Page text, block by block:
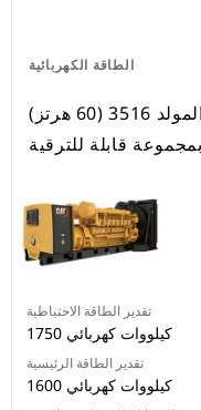
الطاقة الكهربائية
مجموعة المولد 3516 (60 هرتز)
قابلة للترقية
تقدير الطاقة الاحتياطية
1750 كيلووات كهربائي
تقدير الطاقة الرئيسية
1600 كيلووات كهربائي